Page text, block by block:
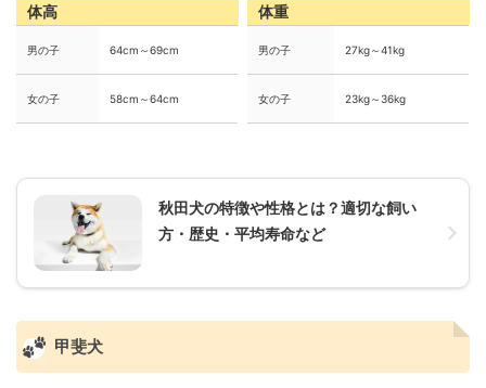
体高
男の子 64cm～69cm
女の子 58cm～64cm
体重
男の子 27kg～41kg
女の子 23kg～36kg
秋田犬の特徴や性格とは？適切な飼い
方・歴史・平均寿命など
甲斐犬